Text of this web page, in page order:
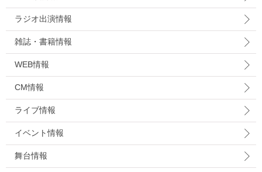
ラジオ出演情報
雑誌・書籍情報
WEB情報
CM情報
ライブ情報
イベント情報
舞台情報